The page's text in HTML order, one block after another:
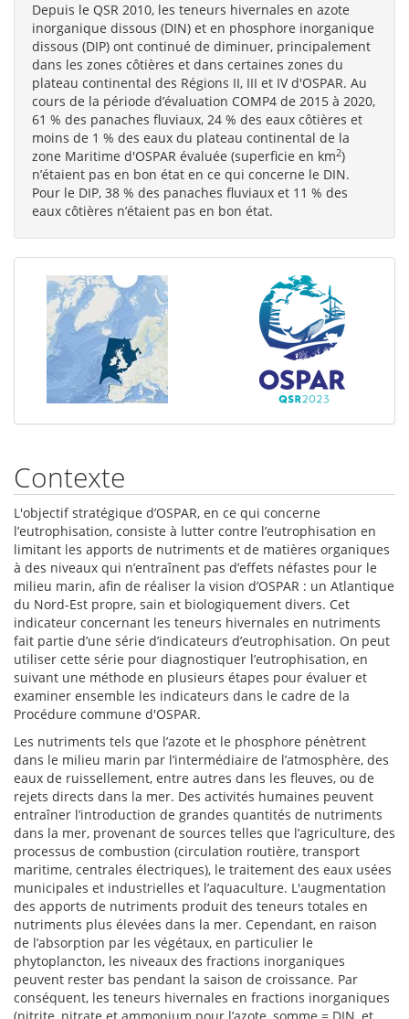
Depuis le QSR 2010, les teneurs hivernales en azote
inorganique dissous (DIN) et en phosphore inorganique
dissous (DIP) ont continué de diminuer, principalement
dans les zones côtières et dans certaines zones du
plateau continental des Régions II, III et IV d'OSPAR. Au
cours de la période d’évaluation COMP4 de 2015 à 2020,
61 % des panaches fluviaux, 24 % des eaux côtières et
moins de 1 % des eaux du plateau continental de la
zone Maritime d'OSPAR évaluée (superficie en km2)
n’étaient pas en bon état en ce qui concerne le DIN.
Pour le DIP, 38 % des panaches fluviaux et 11 % des
eaux côtières n’étaient pas en bon état.
Contexte
L'objectif stratégique d’OSPAR, en ce qui concerne
l’eutrophisation, consiste à lutter contre l’eutrophisation en
limitant les apports de nutriments et de matières organiques
à des niveaux qui n’entraînent pas d’effets néfastes pour le
milieu marin, afin de réaliser la vision d’OSPAR : un Atlantique
du Nord-Est propre, sain et biologiquement divers. Cet
indicateur concernant les teneurs hivernales en nutriments
fait partie d’une série d’indicateurs d’eutrophisation. On peut
utiliser cette série pour diagnostiquer l’eutrophisation, en
suivant une méthode en plusieurs étapes pour évaluer et
examiner ensemble les indicateurs dans le cadre de la
Procédure commune d'OSPAR.
Les nutriments tels que l’azote et le phosphore pénètrent
dans le milieu marin par l’intermédiaire de l’atmosphère, des
eaux de ruissellement, entre autres dans les fleuves, ou de
rejets directs dans la mer. Des activités humaines peuvent
entraîner l’introduction de grandes quantités de nutriments
dans la mer, provenant de sources telles que l’agriculture, des
processus de combustion (circulation routière, transport
maritime, centrales électriques), le traitement des eaux usées
municipales et industrielles et l’aquaculture. L'augmentation
des apports de nutriments produit des teneurs totales en
nutriments plus élevées dans la mer. Cependant, en raison
de l’absorption par les végétaux, en particulier le
phytoplancton, les niveaux des fractions inorganiques
peuvent rester bas pendant la saison de croissance. Par
conséquent, les teneurs hivernales en fractions inorganiques